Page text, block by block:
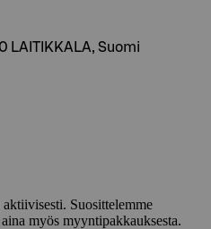
LAITIKKALA, Suomi
Suosittelemme
myös myyntipakkauksesta.